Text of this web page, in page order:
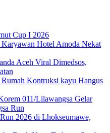
Cup I 2026
Hotel Amoda Nekat
Aceh Viral Dimedsos,
Kontruksi kayu Hangus
011/Lilawangsa Gelar
Run
2026 di Lhokseumawe,